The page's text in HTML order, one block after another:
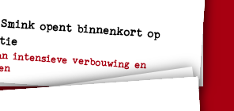
locatie
intensieve verbouwing en